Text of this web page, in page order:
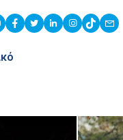
youtubefacebook
twitterlinkedininstagram
tiktok